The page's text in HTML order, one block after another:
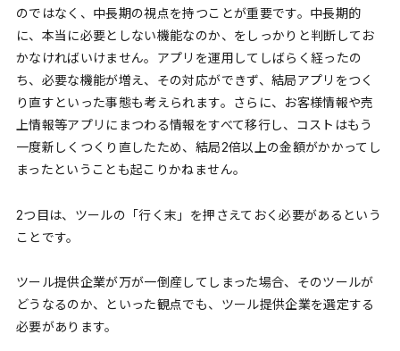
のではなく、中長期の視点を持つことが重要です。中長期的
に、本当に必要としない機能なのか、をしっかりと判断してお
かなければいけません。アプリを運用してしばらく経ったの
ち、必要な機能が増え、その対応ができず、結局アプリをつく
り直すといった事態も考えられます。さらに、お客様情報や売
上情報等アプリにまつわる情報をすべて移行し、コストはもう
一度新しくつくり直したため、結局2倍以上の金額がかかってし
まったということも起こりかねません。
2つ目は、ツールの「行く末」を押さえておく必要があるという
ことです。
ツール提供企業が万が一倒産してしまった場合、そのツールが
どうなるのか、といった観点でも、ツール提供企業を選定する
必要があります。